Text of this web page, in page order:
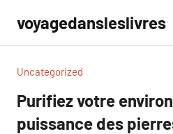
contenu
voyagedansleslivres
Uncategorized
Purifiez votre
puissance des